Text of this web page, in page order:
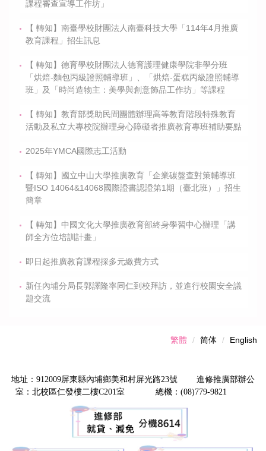
課程審查宣導工作坊」
【 轉知】南臺學校財團法人南臺科技大學「114年4月推廣
教育課程」招生訊息
【 轉知】德育學校財團法人德育護理健康學院非學分班
「烘焙-麵包丙級證照輔導班」、「烘焙-蛋糕丙級證照輔導
班」及「時尚造物主：美學與創意飾品工作坊」等課程
【 轉知】教育部獎助民間團體辦理高等教育階段特殊教育
活動及私立大專校院辦理身心障礙者推廣教育專班補助要點
2025年YMCA國際志工活動
【 轉知】國立中山大學推廣教育「企業碳盤查對策輔導班
暨ISO 14064&14068國際證書認證第1期（臺北班）」招生
簡章
【 轉知】中國文化大學推廣教育部終身學習中心辦理「講
師全方位培訓計畫」
即日起推廣教育課程採多元繳費方式
新任內埔分局長郭譯隆率同仁到校拜訪，並進行校園安全議
題交流
繁體 简体 English
地址：912009屏東縣內埔鄉美和村屏光路23號 進修推廣部辦公
室：北校區仁發樓二樓C201室 總機：(08)779-9821